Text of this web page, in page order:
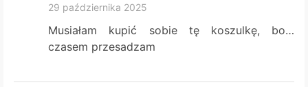
29 października 2025
Musiałam kupić sobie tę koszulkę, bo…
czasem przesadzam